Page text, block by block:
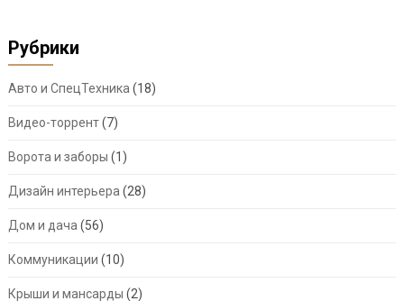
Рубрики
Авто и СпецТехника (18)
Видео-торрент(7)
Ворота и заборы (1)
Дизайн интерьера (28)
Дом и дача (56)
Коммуникации (10)
Крыши и мансарды (2)